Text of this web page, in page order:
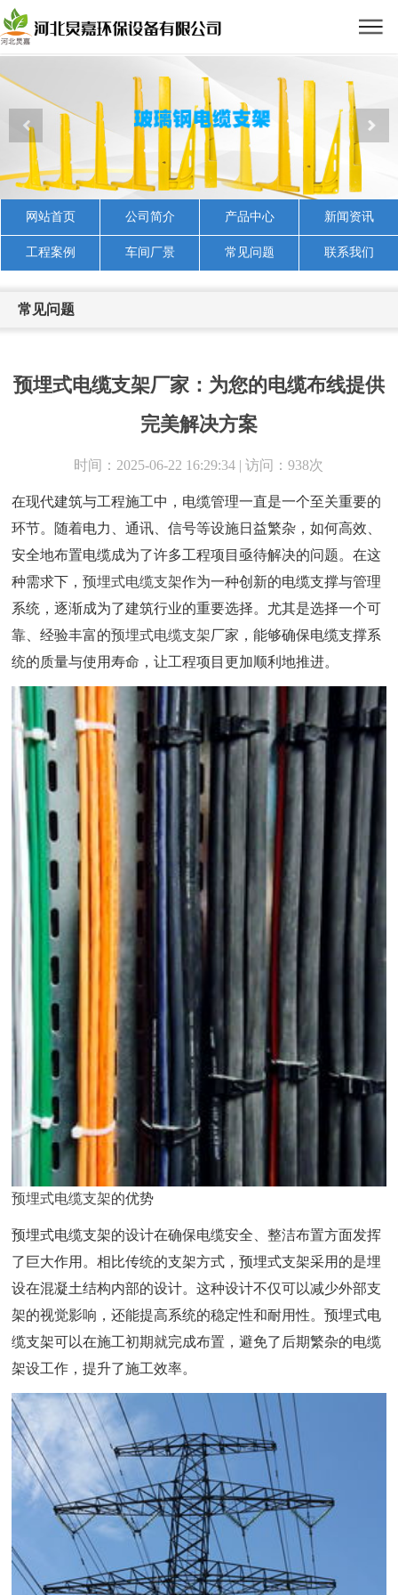
网站首页 公司简介 产品中心 新闻资讯
工程案例 车间厂景 常见问题 联系我们
常见问题
预埋式电缆支架厂家：为您的电缆布线提供
完美解决方案
时间：2025-06-22 16:29:34 | 访问：938次
在现代建筑与工程施工中，电缆管理一直是一个至关重要的
环节。随着电力、通讯、信号等设施日益繁杂，如何高效、
安全地布置电缆成为了许多工程项目亟待解决的问题。在这
种需求下，预埋式电缆支架作为一种创新的电缆支撑与管理
系统，逐渐成为了建筑行业的重要选择。尤其是选择一个可
靠、经验丰富的预埋式电缆支架厂家，能够确保电缆支撑系
统的质量与使用寿命，让工程项目更加顺利地推进。
预埋式电缆支架的优势
预埋式电缆支架的设计在确保电缆安全、整洁布置方面发挥
了巨大作用。相比传统的支架方式，预埋式支架采用的是埋
设在混凝土结构内部的设计。这种设计不仅可以减少外部支
架的视觉影响，还能提高系统的稳定性和耐用性。预埋式电
缆支架可以在施工初期就完成布置，避免了后期繁杂的电缆
架设工作，提升了施工效率。